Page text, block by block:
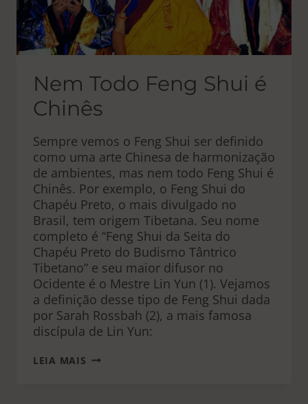
Nem Todo Feng Shui é
Chinês
Sempre vemos o Feng Shui ser definido
como uma arte Chinesa de harmonização
de ambientes, mas nem todo Feng Shui é
Chinês. Por exemplo, o Feng Shui do
Chapéu Preto, o mais divulgado no
Brasil, tem origem Tibetana. Seu nome
completo é “Feng Shui da Seita do
Chapéu Preto do Budismo Tântrico
Tibetano” e seu maior difusor no
Ocidente é o Mestre Lin Yun (1). Vejamos
a definição desse tipo de Feng Shui dada
por Sarah Rossbah (2), a mais famosa
discípula de Lin Yun:
LEIA MAIS NEM